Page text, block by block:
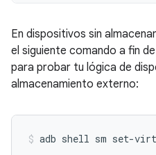
En dispositivos sin
el siguiente comando a fin
para probar tu lógica de
almacenamiento externo: